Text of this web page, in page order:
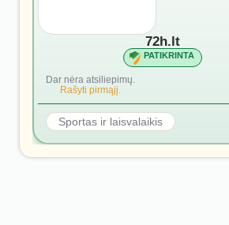
72h.lt
PATIKRINTA
Dar nėra atsiliepimų.
Rašyti pirmąjį.
Sportas ir laisvalaikis